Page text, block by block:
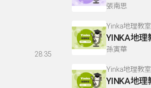
28:35
張南思
Yinka地理教室
孫寅華
Yinka地理教室